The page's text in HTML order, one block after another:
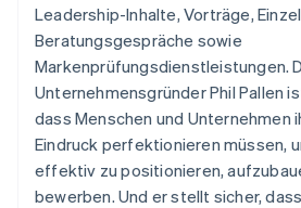
Leadership-Inhalte, Vorträge,
Beratungsgespräche sowie
Markenprüfungsdienstleistungen.
Unternehmensgründer Phil Pallen
dass Menschen und Unternehmen
Eindruck perfektionieren müssen,
effektiv zu positionieren,
bewerben. Und er stellt sicher,